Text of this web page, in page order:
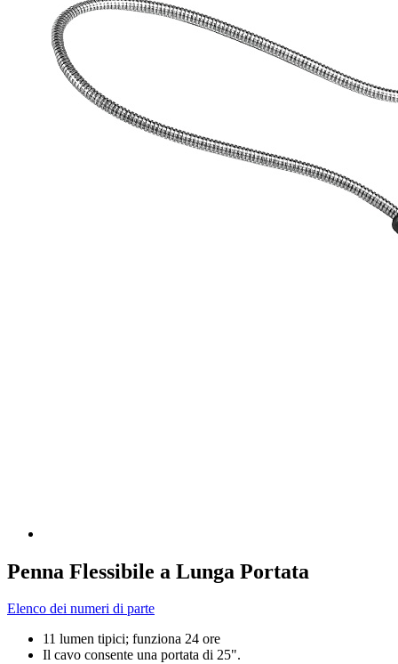
Penna Flessibile a Lunga Portata
Elenco dei numeri di parte
11 lumen tipici; funziona 24 ore
Il cavo consente una portata di 25".